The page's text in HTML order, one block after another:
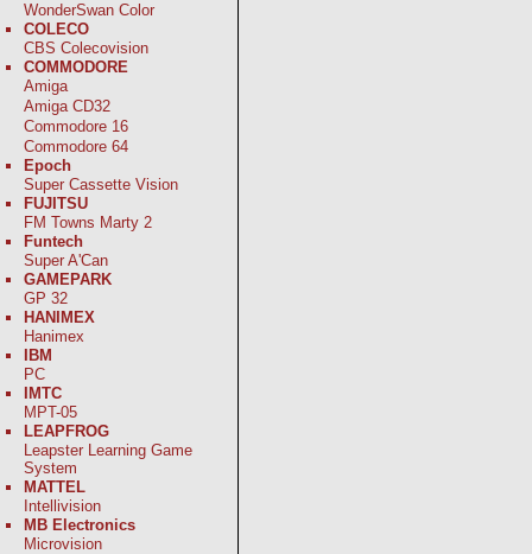
WonderSwan Color
COLECO
CBS Colecovision
COMMODORE
Amiga
Amiga CD32
Commodore 16
Commodore 64
Epoch
Super Cassette Vision
FUJITSU
FM Towns Marty 2
Funtech
Super A'Can
GAMEPARK
GP 32
HANIMEX
Hanimex
IBM
PC
IMTC
MPT-05
LEAPFROG
Leapster Learning Game
System
MATTEL
Intellivision
MB Electronics
Microvision